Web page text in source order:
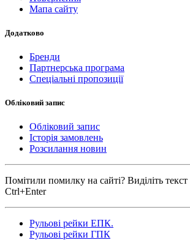
Мапа сайту
Додатково
Бренди
Партнерська програма
Спеціальні пропозиції
Обліковий запис
Обліковий запис
Історія замовлень
Розсилання новин
Помітили помилку на сайті? Виділіть текст
Ctrl+Enter
Рульові рейки ЕПК.
Рульові рейки ГПК